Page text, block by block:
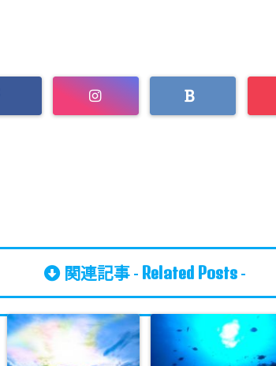
関連記事 - Related Posts -